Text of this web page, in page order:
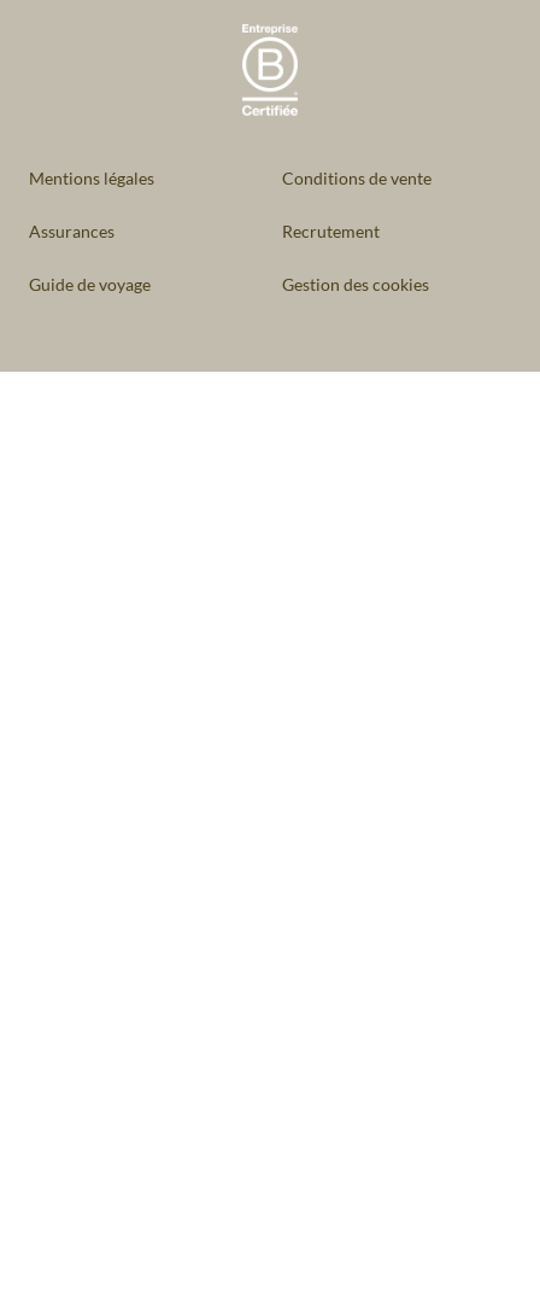
Mentions légales Conditions de vente
Assurances Recrutement
Guide de voyage Gestion des cookies